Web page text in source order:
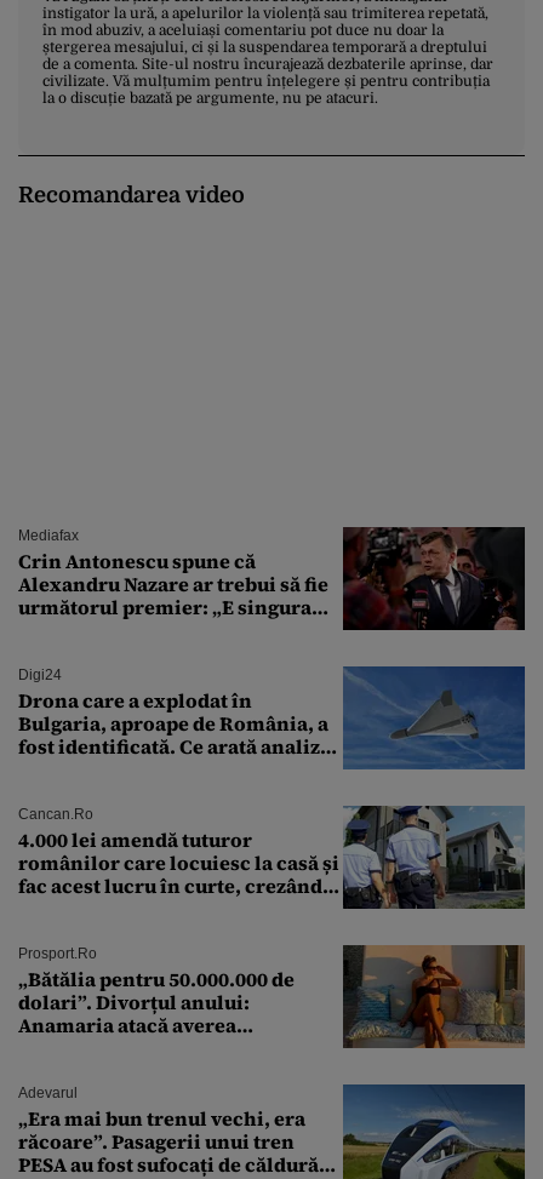
instigator la ură, a apelurilor la violență sau trimiterea repetată,
în mod abuziv, a aceluiași comentariu pot duce nu doar la
ștergerea mesajului, ci și la suspendarea temporară a dreptului
de a comenta. Site-ul nostru încurajează dezbaterile aprinse, dar
civilizate. Vă mulțumim pentru înțelegere și pentru contribuția
la o discuție bazată pe argumente, nu pe atacuri.
Recomandarea video
Mediafax
Crin Antonescu spune că
Alexandru Nazare ar trebui să fie
următorul premier: „E singura
Digi24
Drona care a explodat în
Bulgaria, aproape de România, a
fost identificată. Ce arată analiza
Cancan.ro
4.000 lei amendă tuturor
românilor care locuiesc la casă și
fac acest lucru în curte, crezând
Prosport.ro
„Bătălia pentru 50.000.000 de
dolari”. Divorțul anului:
Anamaria atacă averea
Adevarul
„Era mai bun trenul vechi, era
răcoare”. Pasagerii unui tren
PESA au fost sufocați de căldură